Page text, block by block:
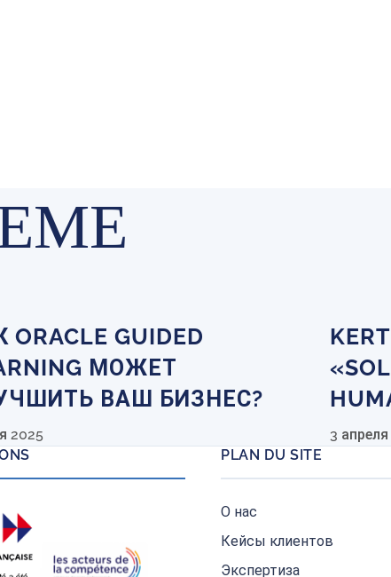
ORACLE GUIDED
МОЖЕТ
ВАШ БИЗНЕС?
2025 3
PLAN DU SITE
О нас
Кейсы клиентов
Экспертиза